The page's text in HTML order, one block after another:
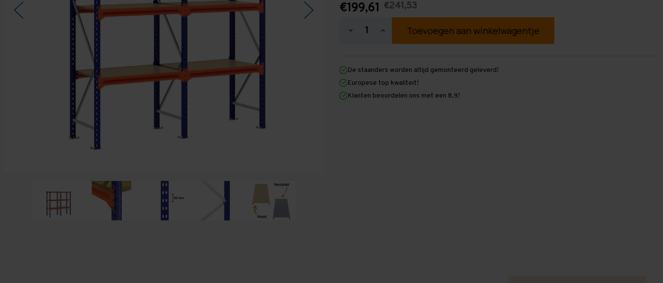
€199,61 €241,53
Hoeveelheid
2.000
mm
x
1.950
mm
Hoeveelheid
verhogen
2.000
mm
x
1.950
mm
De staanders worden altijd gemonteerd geleverd!
Europese top kwaliteit!
Klanten beoordelen ons met een 8,9!